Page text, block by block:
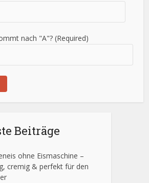
nach "A"? (Required)
Beiträge
ohne Eismaschine –
cremig & perfekt für den